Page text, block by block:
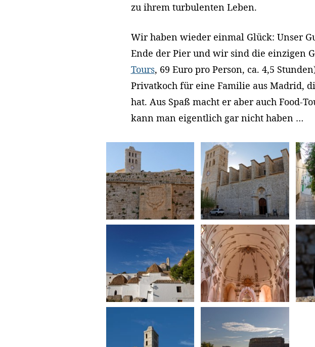
zu ihrem turbulenten Leben.
Wir haben wieder einmal Glück: Unser
Ende der Pier und wir sind die einzigen
Tours, 69 Euro pro Person, ca. 4,5
Privatkoch für eine Familie aus Madrid,
hat. Aus Spaß macht er aber auch Food-
kann man eigentlich gar nicht haben …